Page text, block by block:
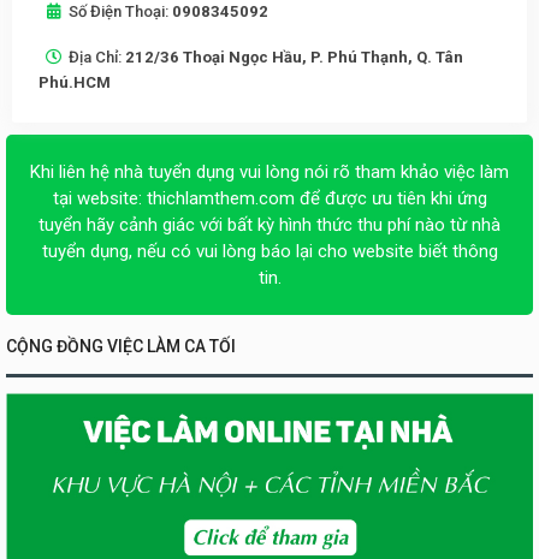
Số Điện Thoại: 0908345092
Địa Chỉ: 212/36 Thoại Ngọc Hầu, P. Phú Thạnh, Q. Tân
Phú.HCM
Khi liên hệ nhà tuyển dụng vui lòng nói rõ tham khảo việc làm
tại website: thichlamthem.com để được ưu tiên khi ứng
tuyển hãy cảnh giác với bất kỳ hình thức thu phí nào từ nhà
tuyển dụng, nếu có vui lòng báo lại cho website biết thông
tin.
CỘNG ĐỒNG VIỆC LÀM CA TỐI